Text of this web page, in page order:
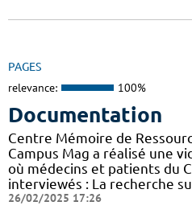
PAGES
relevance: 100%
Documentation
Centre Mémoire de
Campus Mag a réalisé une
où médecins et patients du
interviewés : La recherche
26/02/2025 17:26